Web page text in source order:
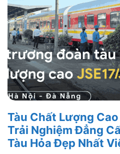
Tàu Chất Lượng Cao
Trải Nghiệm Đẳng
Tàu Hỏa Đẹp Nhất